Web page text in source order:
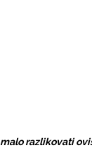
razlikovati